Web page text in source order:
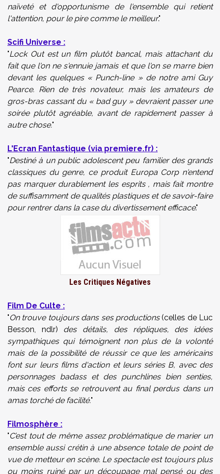
naïveté et d'opportunisme de l'ensemble qui retient
l'attention, pour le pire comme le meilleur."
Scifi Universe :
"Lock Out est un film plutôt bancal, mais attachant du
fait que l'on ne s'ennuie jamais et que l'on se marre bien
devant les quelques « Punch-line » de notre ami Guy
Pearce. Rien de très novateur, mais les amateurs de
gros-bras cassant du « bad guy » devraient passer une
soirée plutôt agréable, avant de rapidement passer à
autre chose."
L'Ecran Fantastique (via premiere.fr) :
"Destinéà un public adolescent peu familier des grands
classiques du genre, ce produit Europa Corp n'entend
pas marquer durablement les esprits , mais fait montre
de suffisamment de qualités plastiques et de savoir-faire
pour rentrer dans la case du divertissement efficace."
Les Critiques Négatives
Film De Culte :
"On trouve toujours dans ses productions(celles de Luc
Besson, ndlr) des détails, des répliques, des idées
sympathiques qui témoignent non plus de la volonté
mais de la possibilité de réussir ce que les américains
font sur leurs films d'action et leurs séries B, avec des
personnages badass et des punchlines bien senties,
mais ces efforts se retrouvent au final perdus dans un
amas torché de facilité."
Filmosphère :
"C’est tout de même assez problématique de marier un
ensemble aussi crétin à une absence totale de point de
vue de metteur en scène. Le spectacle est toujours plus
ou moins ruiné par un découpage mal pensé ou des